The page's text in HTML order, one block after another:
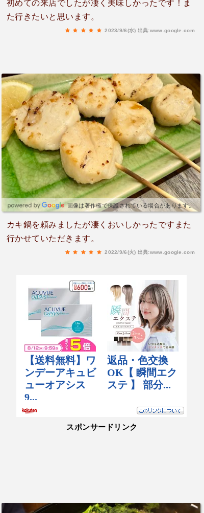
初めての来店でしたが凄く美味しかったです！ま
た行きたいと思います。
2023/9/6(水) 出典:www.google.com
画像は著作権で保護されている場合があります。
カキ鍋を頼みましたが凄くおいしかったですまた
行かせていただきます。
2022/9/6(火) 出典:www.google.com
スポンサードリンク